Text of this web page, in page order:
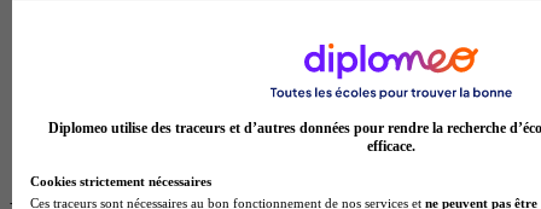
BTS Communication à Bordeaux
Master Psychologie à Angers
BTS Communication à Lyon
Diplomeo utilise des traceurs et d’autres données pour rendre la recherche
efficace.
Cookies strictement nécessaires
Ces traceurs sont nécessaires au bon fonctionnement de nos services et ne peuvent pas être